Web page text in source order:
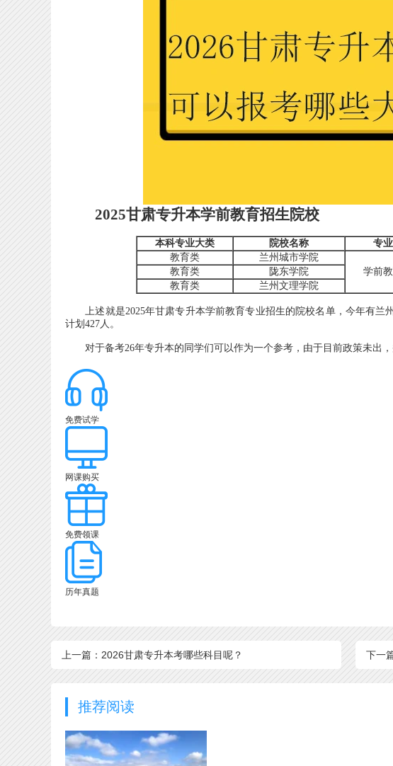
2025甘肃专升本学前教育招生院校
本科专业大类 院校名称 专业
教育类
兰州城市学院
学前
教育类
陇东学院
教育类
兰州文理学院
上述就是2025年甘肃专升本学前教育专业招生的院校名单，今年有兰
计划427人。
对于备考26年专升本的同学们可以作为一个参考，由于目前政策未出，
免费试学
网课购买
免费领课
历年真题
上一篇：2026甘肃专升本考哪些科目呢？ 下一
推荐阅读